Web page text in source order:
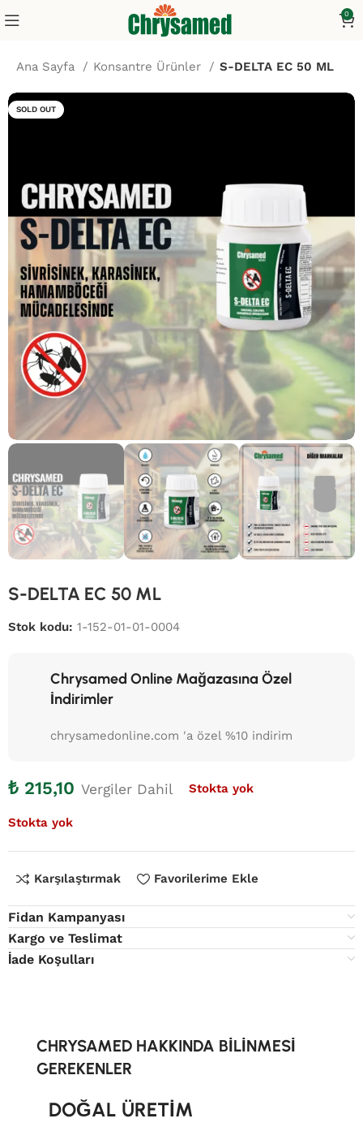
0
Ana Sayfa Konsantre Ürünler S-DELTA EC 50 ML
SOLD OUT
S-DELTA EC 50 ML
Stok kodu:1-152-01-01-0004
Chrysamed Online Mağazasına Özel
İndirimler
chrysamedonline.com 'a özel %10 indirim
₺ 215,10 Vergiler Dahil Stokta yok
Stokta yok
Karşılaştırmak Favorilerime Ekle
Fidan Kampanyası
Kargo ve Teslimat
İade Koşulları
CHRYSAMED HAKKINDA BİLİNMESİ
GEREKENLER
DOĞAL ÜRETİM